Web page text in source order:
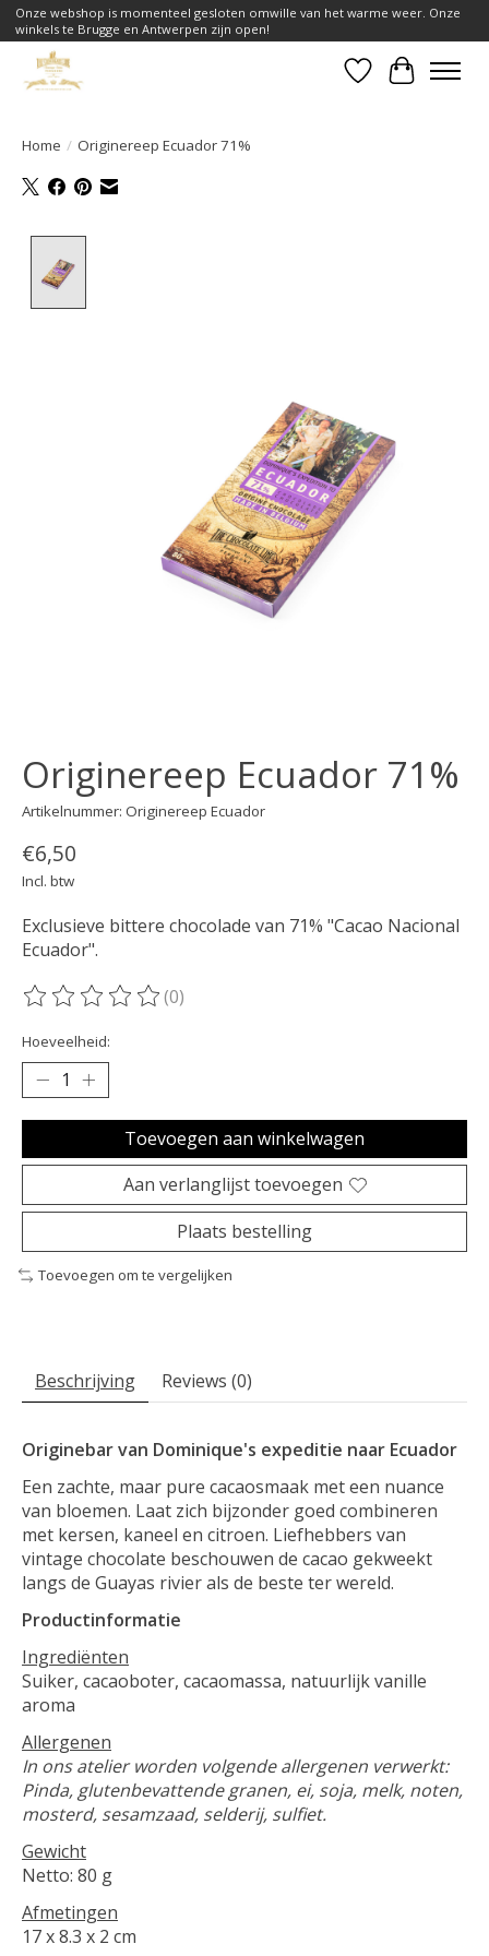
Onze webshop is momenteel gesloten omwille van het warme weer. Onze
winkels te Brugge en Antwerpen zijn open!
Verlanglijst
Home / Originereep Ecuador 71%
Originereep Ecuador 71%
Artikelnummer: Originereep Ecuador
€6,50
Incl. btw
Exclusieve bittere chocolade van 71% "Cacao Nacional
Ecuador".
De beoordeling van dit product is
(0)
Hoeveelheid:
Toevoegen aan winkelwagen
Aan verlanglijst toevoegen
Plaats bestelling
Toevoegen om te vergelijken
Beschrijving Reviews (0)
Originebar van Dominique's expeditie naar Ecuador
Een zachte, maar pure cacaosmaak met een nuance
van bloemen. Laat zich bijzonder goed combineren
met kersen, kaneel en citroen. Liefhebbers van
vintage chocolate beschouwen de cacao gekweekt
langs de Guayas rivier als de beste ter wereld.
Productinformatie
Ingrediënten
Suiker, cacaoboter, cacaomassa, natuurlijk vanille
aroma
Allergenen
In ons atelier worden volgende allergenen verwerkt:
Pinda, glutenbevattende granen, ei, soja, melk, noten,
mosterd, sesamzaad, selderij, sulfiet.
Gewicht
Netto: 80 g
Afmetingen
17 x 8.3 x 2 cm